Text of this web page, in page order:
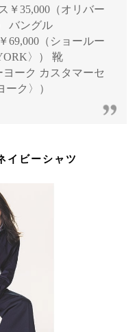
￥35,000（オリバー
バングル
69,000（ショールー
〉） 靴
ヨーク カスタマーセ
ク〉）
イビーシャツ